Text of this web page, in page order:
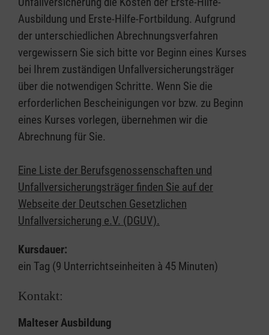
Ausbildung und Erste-Hilfe-Fortbildung. Aufgrund
der unterschiedlichen Abrechnungsverfahren
vergewissern Sie sich bitte vor Beginn eines Kurses
bei Ihrem zuständigen Unfallversicherungsträger
über die notwendigen Schritte. Wenn Sie die
erforderlichen Bescheinigungen vor bzw. zu Beginn
eines Kurses vorlegen, übernehmen wir die
Abrechnung für Sie.
Eine Liste der Berufsgenossenschaften und
Unfallversicherungsträger finden Sie auf der
Webseite der Deutschen Gesetzlichen
Unfallversicherung e.V. (DGUV).
Kursdauer:
ein Tag (9 Unterrichtseinheiten à 45 Minuten)
Kontakt:
Malteser Ausbildung